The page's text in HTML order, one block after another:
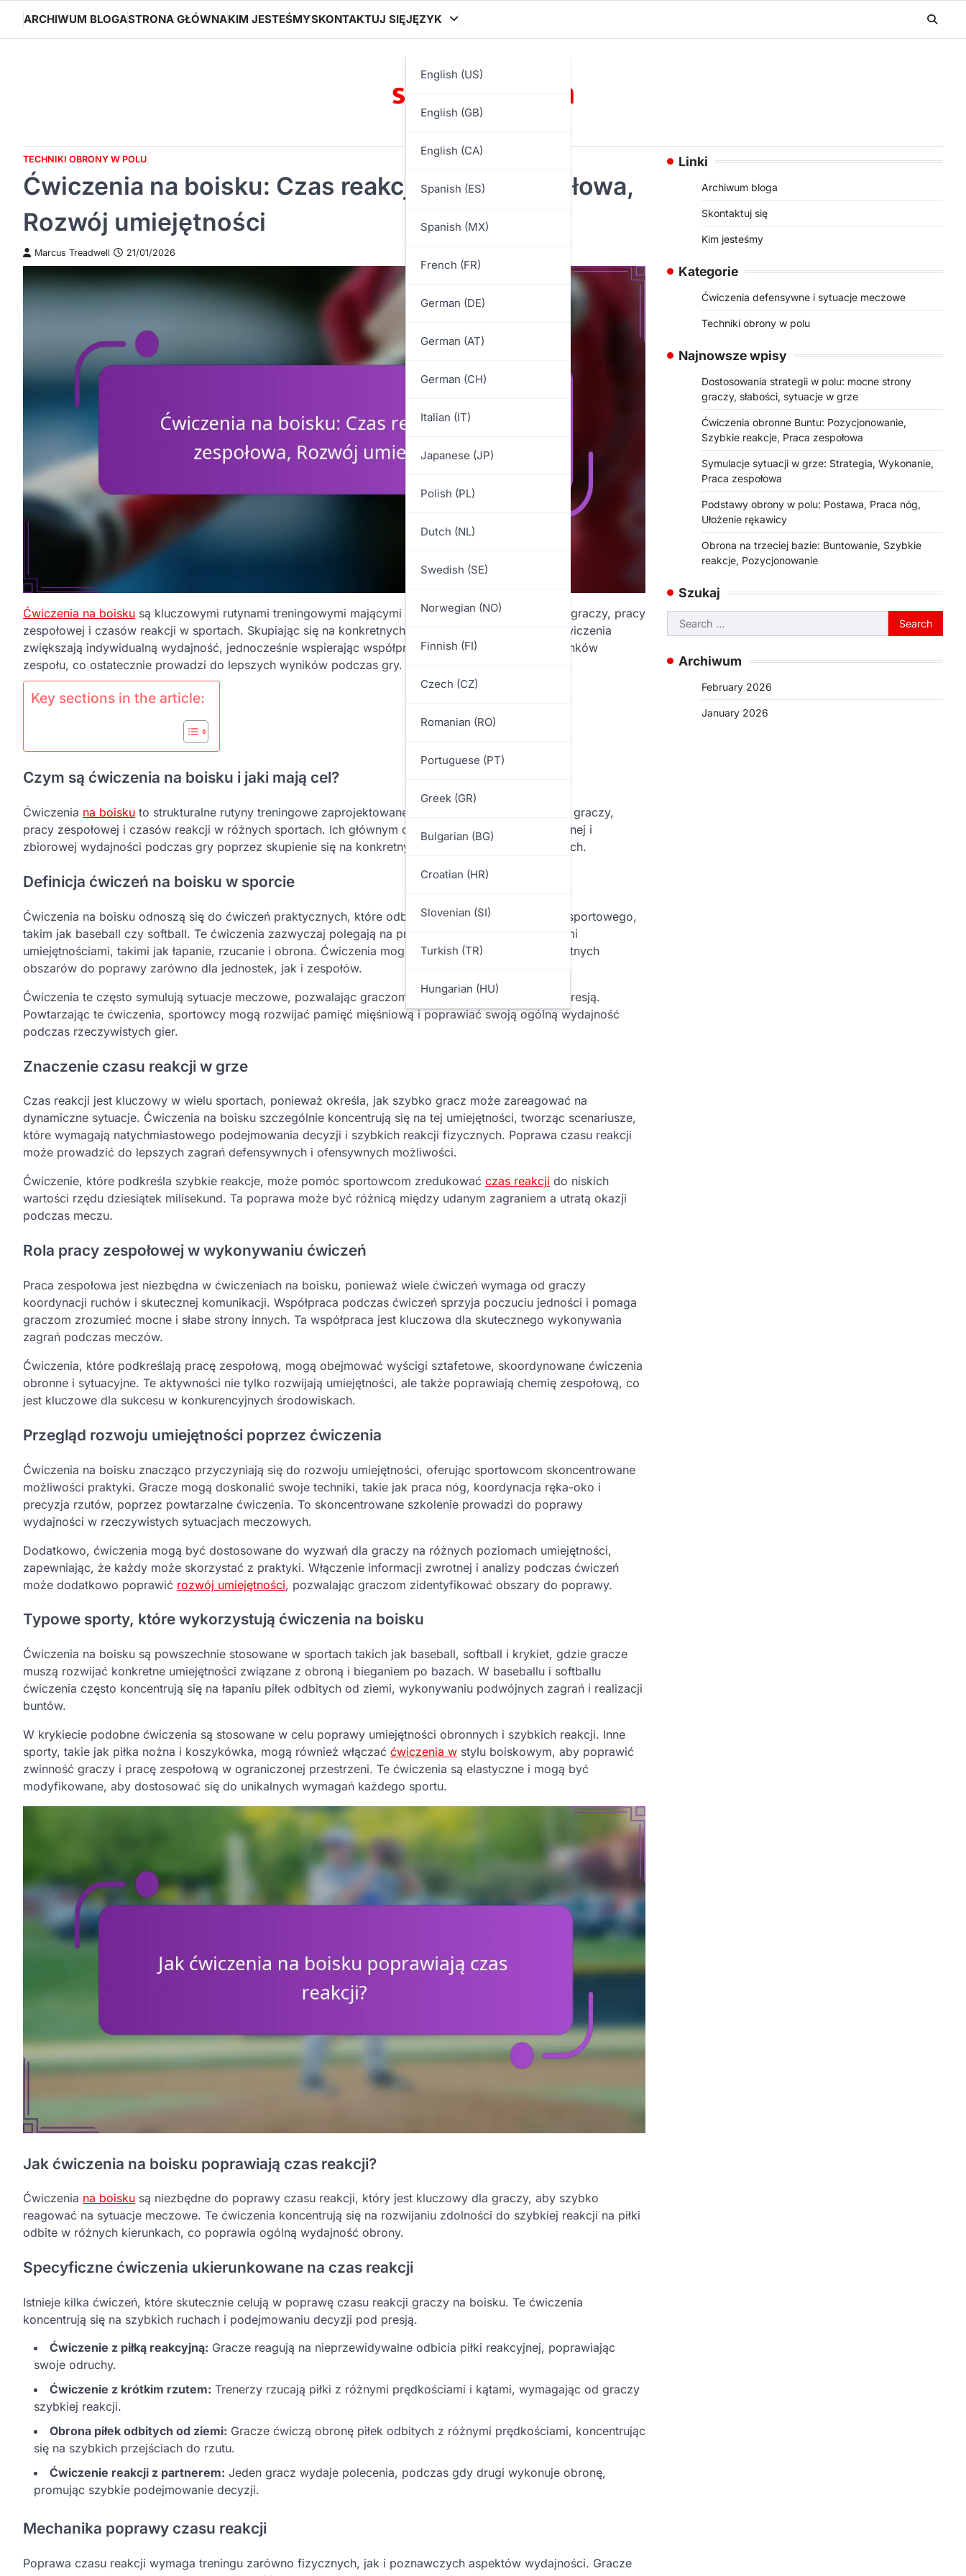
content
ARCHIWUM BLOGASTRONA GŁÓWNAKIM JESTEŚMYSKONTAKTUJ SIĘJĘZYK
English (US)
English (GB)
English (CA)
Spanish (ES)
Spanish (MX)
French (FR)
German (DE)
German (AT)
German (CH)
Italian (IT)
Japanese (JP)
Polish (PL)
Dutch (NL)
Swedish (SE)
Norwegian (NO)
Finnish (FI)
Czech (CZ)
Romanian (RO)
Portuguese (PT)
Greek (GR)
Bulgarian (BG)
Croatian (HR)
Slovenian (SI)
Turkish (TR)
Hungarian (HU)
silesia21.com
TECHNIKI OBRONY W POLU
Ćwiczenia na boisku: Czas reakcji, Praca zespołowa,
Rozwój umiejętności
Marcus Treadwell 21/01/2026
Ćwiczenia na boisku są kluczowymi rutynami treningowymi mającymi na celu poprawę umiejętności graczy, pracy
zespołowej i czasów reakcji w sportach. Skupiając się na konkretnych technikach i strategiach, te ćwiczenia
zwiększają indywidualną wydajność, jednocześnie wspierając współpracę i komunikację wśród członków
zespołu, co ostatecznie prowadzi do lepszych wyników podczas gry.
Key sections in the article:
Czym są ćwiczenia na boisku i jaki mają cel?
Ćwiczenia na boisku to strukturalne rutyny treningowe zaprojektowane w celu poprawy umiejętności graczy,
pracy zespołowej i czasów reakcji w różnych sportach. Ich głównym celem jest poprawa indywidualnej i
zbiorowej wydajności podczas gry poprzez skupienie się na konkretnych umiejętnościach i strategiach.
Definicja ćwiczeń na boisku w sporcie
Ćwiczenia na boisku odnoszą się do ćwiczeń praktycznych, które odbywają się w obszarze boiska sportowego,
takim jak baseball czy softball. Te ćwiczenia zazwyczaj polegają na pracy graczy nad podstawowymi
umiejętnościami, takimi jak łapanie, rzucanie i obrona. Ćwiczenia mogą być dostosowane do konkretnych
obszarów do poprawy zarówno dla jednostek, jak i zespołów.
Ćwiczenia te często symulują sytuacje meczowe, pozwalając graczom ćwiczyć swoje reakcje pod presją.
Powtarzając te ćwiczenia, sportowcy mogą rozwijać pamięć mięśniową i poprawiać swoją ogólną wydajność
podczas rzeczywistych gier.
Znaczenie czasu reakcji w grze
Czas reakcji jest kluczowy w wielu sportach, ponieważ określa, jak szybko gracz może zareagować na
dynamiczne sytuacje. Ćwiczenia na boisku szczególnie koncentrują się na tej umiejętności, tworząc scenariusze,
które wymagają natychmiastowego podejmowania decyzji i szybkich reakcji fizycznych. Poprawa czasu reakcji
może prowadzić do lepszych zagrań defensywnych i ofensywnych możliwości.
Ćwiczenie, które podkreśla szybkie reakcje, może pomóc sportowcom zredukować czas reakcji do niskich
wartości rzędu dziesiątek milisekund. Ta poprawa może być różnicą między udanym zagraniem a utratą okazji
podczas meczu.
Rola pracy zespołowej w wykonywaniu ćwiczeń
Praca zespołowa jest niezbędna w ćwiczeniach na boisku, ponieważ wiele ćwiczeń wymaga od graczy
koordynacji ruchów i skutecznej komunikacji. Współpraca podczas ćwiczeń sprzyja poczuciu jedności i pomaga
graczom zrozumieć mocne i słabe strony innych. Ta współpraca jest kluczowa dla skutecznego wykonywania
zagrań podczas meczów.
Ćwiczenia, które podkreślają pracę zespołową, mogą obejmować wyścigi sztafetowe, skoordynowane ćwiczenia
obronne i sytuacyjne. Te aktywności nie tylko rozwijają umiejętności, ale także poprawiają chemię zespołową, co
jest kluczowe dla sukcesu w konkurencyjnych środowiskach.
Przegląd rozwoju umiejętności poprzez ćwiczenia
Ćwiczenia na boisku znacząco przyczyniają się do rozwoju umiejętności, oferując sportowcom skoncentrowane
możliwości praktyki. Gracze mogą doskonalić swoje techniki, takie jak praca nóg, koordynacja ręka-oko i
precyzja rzutów, poprzez powtarzalne ćwiczenia. To skoncentrowane szkolenie prowadzi do poprawy
wydajności w rzeczywistych sytuacjach meczowych.
Dodatkowo, ćwiczenia mogą być dostosowane do wyzwań dla graczy na różnych poziomach umiejętności,
zapewniając, że każdy może skorzystać z praktyki. Włączenie informacji zwrotnej i analizy podczas ćwiczeń
może dodatkowo poprawić rozwój umiejętności, pozwalając graczom zidentyfikować obszary do poprawy.
Typowe sporty, które wykorzystują ćwiczenia na boisku
Ćwiczenia na boisku są powszechnie stosowane w sportach takich jak baseball, softball i krykiet, gdzie gracze
muszą rozwijać konkretne umiejętności związane z obroną i bieganiem po bazach. W baseballu i softballu
ćwiczenia często koncentrują się na łapaniu piłek odbitych od ziemi, wykonywaniu podwójnych zagrań i realizacji
buntów.
W krykiecie podobne ćwiczenia są stosowane w celu poprawy umiejętności obronnych i szybkich reakcji. Inne
sporty, takie jak piłka nożna i koszykówka, mogą również włączać ćwiczenia w stylu boiskowym, aby poprawić
zwinność graczy i pracę zespołową w ograniczonej przestrzeni. Te ćwiczenia są elastyczne i mogą być
modyfikowane, aby dostosować się do unikalnych wymagań każdego sportu.
Jak ćwiczenia na boisku poprawiają czas reakcji?
Ćwiczenia na boisku są niezbędne do poprawy czasu reakcji, który jest kluczowy dla graczy, aby szybko
reagować na sytuacje meczowe. Te ćwiczenia koncentrują się na rozwijaniu zdolności do szybkiej reakcji na piłki
odbite w różnych kierunkach, co poprawia ogólną wydajność obrony.
Specyficzne ćwiczenia ukierunkowane na czas reakcji
Istnieje kilka ćwiczeń, które skutecznie celują w poprawę czasu reakcji graczy na boisku. Te ćwiczenia
koncentrują się na szybkich ruchach i podejmowaniu decyzji pod presją.
Ćwiczenie z piłką reakcyjną: Gracze reagują na nieprzewidywalne odbicia piłki reakcyjnej, poprawiając
swoje odruchy.
Ćwiczenie z krótkim rzutem: Trenerzy rzucają piłki z różnymi prędkościami i kątami, wymagając od graczy
szybkiej reakcji.
Obrona piłek odbitych od ziemi: Gracze ćwiczą obronę piłek odbitych z różnymi prędkościami, koncentrując
się na szybkich przejściach do rzutu.
Ćwiczenie reakcji z partnerem: Jeden gracz wydaje polecenia, podczas gdy drugi wykonuje obronę,
promując szybkie podejmowanie decyzji.
Mechanika poprawy czasu reakcji
Poprawa czasu reakcji wymaga treningu zarówno fizycznych, jak i poznawczych aspektów wydajności. Gracze
Linki
Archiwum bloga
Skontaktuj się
Kim jesteśmy
Kategorie
Ćwiczenia defensywne i sytuacje meczowe
Techniki obrony w polu
Najnowsze wpisy
Dostosowania strategii w polu: mocne strony
graczy, słabości, sytuacje w grze
Ćwiczenia obronne Buntu: Pozycjonowanie,
Szybkie reakcje, Praca zespołowa
Symulacje sytuacji w grze: Strategia, Wykonanie,
Praca zespołowa
Podstawy obrony w polu: Postawa, Praca nóg,
Ułożenie rękawicy
Obrona na trzeciej bazie: Buntowanie, Szybkie
reakcje, Pozycjonowanie
Szukaj
Search
for:
Archiwum
February 2026
January 2026